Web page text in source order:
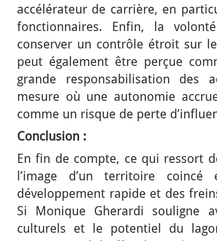
accélérateur de carrière, en
fonctionnaires. Enfin, la
conserver un contrôle étroit sur
peut également être perçue
grande responsabilisation des
mesure où une autonomie
comme un risque de perte
Conclusion :
En fin de compte, ce qui ressort
l’image d’un territoire
développement rapide et des
Si Monique Gherardi souligne
culturels et le potentiel du